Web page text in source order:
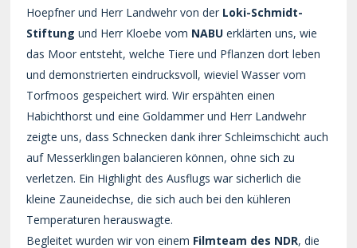
Hoepfner und Herr Landwehr von der Loki-Schmidt-
Stiftung und Herr Kloebe vom NABU erklärten uns, wie
das Moor entsteht, welche Tiere und Pflanzen dort leben
und demonstrierten eindrucksvoll, wieviel Wasser vom
Torfmoos gespeichert wird. Wir erspähten einen
Habichthorst und eine Goldammer und Herr Landwehr
zeigte uns, dass Schnecken dank ihrer Schleimschicht auch
auf Messerklingen balancieren können, ohne sich zu
verletzen. Ein Highlight des Ausflugs war sicherlich die
kleine Zauneidechse, die sich auch bei den kühleren
Temperaturen herauswagte.
Begleitet wurden wir von einem Filmteam des NDR, die